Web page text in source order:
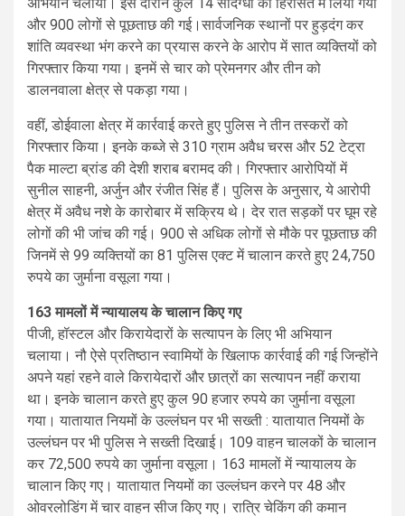
और 900 लोगों से पूछताछ की गई।सार्वजनिक स्थानों पर हुड़दंग कर
शांति व्यवस्था भंग करने का प्रयास करने के आरोप में सात व्यक्तियों को
गिरफ्तार किया गया। इनमें से चार को प्रेमनगर और तीन को
डालनवाला क्षेत्र से पकड़ा गया।
वहीं, डोईवाला क्षेत्र में कार्रवाई करते हुए पुलिस ने तीन तस्करों को
गिरफ्तार किया। इनके कब्जे से 310 ग्राम अवैध चरस और 52 टेट्रा
पैक माल्टा ब्रांड की देशी शराब बरामद की। गिरफ्तार आरोपियों में
सुनील साहनी, अर्जुन और रंजीत सिंह हैं। पुलिस के अनुसार, ये आरोपी
क्षेत्र में अवैध नशे के कारोबार में सक्रिय थे। देर रात सड़कों पर घूम रहे
लोगों की भी जांच की गई। 900 से अधिक लोगों से मौके पर पूछताछ की
जिनमें से 99 व्यक्तियों का 81 पुलिस एक्ट में चालान करते हुए 24,750
रुपये का जुर्माना वसूला गया।
163 मामलों में न्यायालय के चालान किए गए
पीजी, हॉस्टल और किरायेदारों के सत्यापन के लिए भी अभियान
चलाया। नौ ऐसे प्रतिष्ठान स्वामियों के खिलाफ कार्रवाई की गई जिन्होंने
अपने यहां रहने वाले किरायेदारों और छात्रों का सत्यापन नहीं कराया
था। इनके चालान करते हुए कुल 90 हजार रुपये का जुर्माना वसूला
गया। यातायात नियमों के उल्लंघन पर भी सख्ती : यातायात नियमों के
उल्लंघन पर भी पुलिस ने सख्ती दिखाई। 109 वाहन चालकों के चालान
कर 72,500 रुपये का जुर्माना वसूला। 163 मामलों में न्यायालय के
चालान किए गए। यातायात नियमों का उल्लंघन करने पर 48 और
ओवरलोडिंग में चार वाहन सीज किए गए। रात्रि चेकिंग की कमान